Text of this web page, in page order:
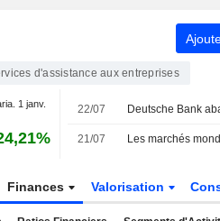
d'assistance aux entreprises
1 janv. 22/07
21/07
Finances Valorisation